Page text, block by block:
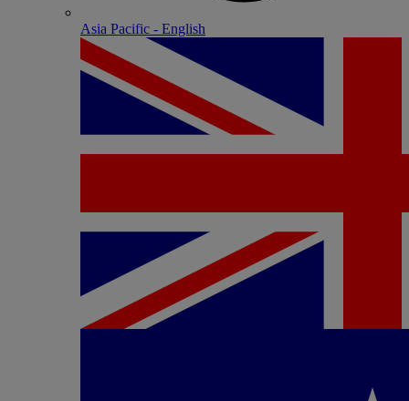
Asia Pacific - English